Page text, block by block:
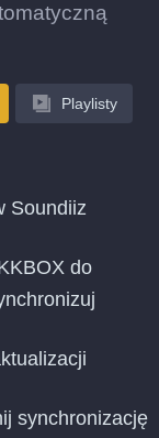
Playlisty
Soundiiz
do
synchronizację